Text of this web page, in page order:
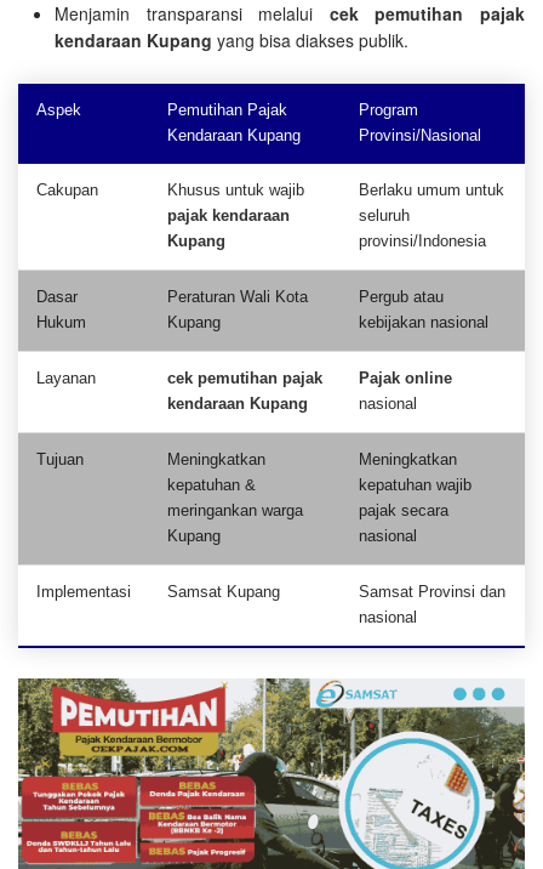
Menjamin transparansi melalui cek pemutihan pajak
kendaraan Kupang yang bisa diakses publik.
Aspek
Pemutihan Pajak
Kendaraan Kupang
Program
Provinsi/Nasional
Cakupan
Khusus untuk wajib
pajak kendaraan
Kupang
Berlaku umum untuk
seluruh
provinsi/Indonesia
Dasar
Hukum
Peraturan Wali Kota
Kupang
Pergub atau
kebijakan nasional
Layanan
cek pemutihan pajak
kendaraan Kupang
Pajak online
nasional
Tujuan
Meningkatkan
kepatuhan &
meringankan warga
Kupang
Meningkatkan
kepatuhan wajib
pajak secara
nasional
Implementasi Samsat Kupang
Samsat Provinsi dan
nasional